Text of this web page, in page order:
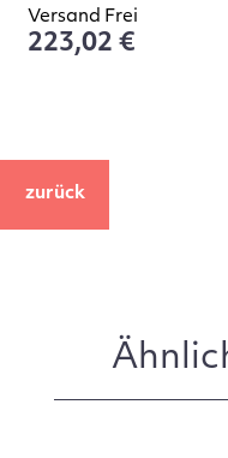
Versand Frei
223,02 €
zurück